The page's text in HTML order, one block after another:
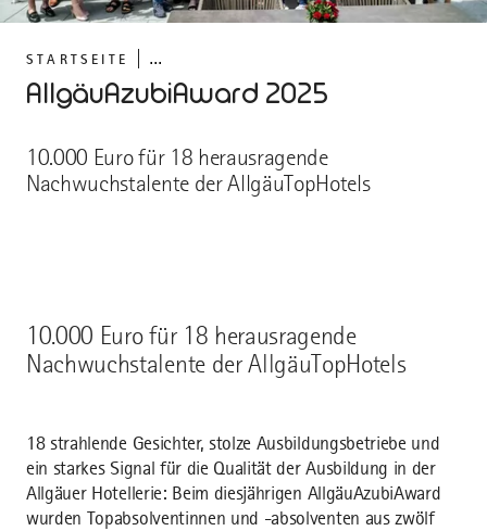
STARTSEITE ...
AllgäuAzubiAward 2025
10.000 Euro für 18 herausragende
Nachwuchstalente der AllgäuTopHotels
10.000 Euro für 18 herausragende
Nachwuchstalente der AllgäuTopHotels
18 strahlende Gesichter, stolze Ausbildungsbetriebe und
ein starkes Signal für die Qualität der Ausbildung in der
Allgäuer Hotellerie: Beim diesjährigen AllgäuAzubiAward
wurden Topabsolventinnen und -absolventen aus zwölf